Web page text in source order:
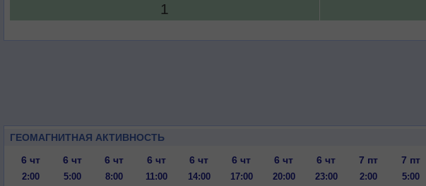
1
ГЕОМАГНИТНАЯ АКТИВНОСТЬ
6 чт
6 чт 6 чт 6 чт 6 чт 6 чт 6 чт 6 чт 7 пт 7 пт
2:00 5:00 8:00 11:00 14:00 17:00 20:00 23:00 2:00 5:00